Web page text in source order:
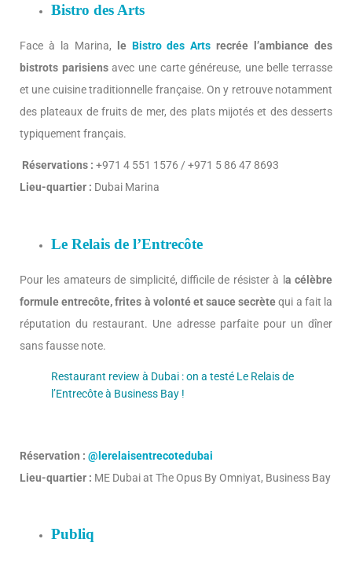
Bistro des Arts
Face à la Marina, le Bistro des Arts recrée l’ambiance des
bistrots parisiensavec une carte généreuse, une belle terrasse
et une cuisine traditionnelle française. On y retrouve notamment
des plateaux de fruits de mer, des plats mijotés et des desserts
typiquement français.
Réservations : +971 4 551 1576 / +971 5 86 47 8693
Lieu-quartier : Dubai Marina
Le Relais de l’Entrecôte
Pour les amateurs de simplicité, difficile de résister à l a célèbre
formule entrecôte, frites à volonté et sauce secrètequi a fait la
réputation du restaurant. Une adresse parfaite pour un dîner
sans fausse note.
Restaurant review à Dubai : on a testé Le Relais de
l’Entrecôte à Business Bay !
Réservation : @lerelaisentrecotedubai
Lieu-quartier : ME Dubai at The Opus By Omniyat, Business Bay
Publiq